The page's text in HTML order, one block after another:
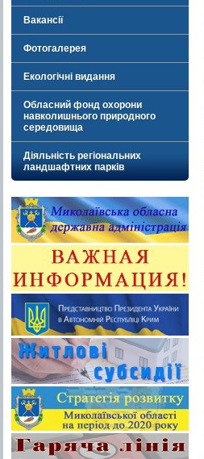
Вакансії
Фотогалерея
Екологічні видання
Обласний фонд охорони
навколишнього природного
середовища
Діяльність регіональних
ландшафтних парків